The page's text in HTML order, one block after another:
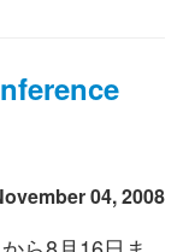
04, 2008